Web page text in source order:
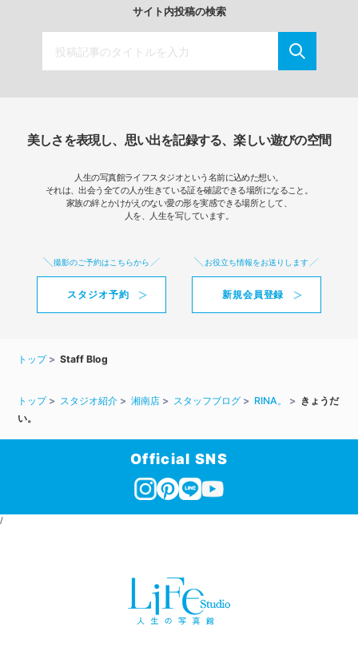
サイト内投稿の検索
美しさを表現し、思い出を記録する、楽しい遊びの空間
人生の写真館ライフスタジオという名前に込めた想い。
それは、出会う全ての人が生きている証を確認できる場所になること。
家族の絆とかけがえのない愛の形を実感できる場所として、
人を、人生を写しています。
撮影のご予約はこちらから
スタジオ予約
お役立ち情報をお送りします
新規会員登録
トップ Staff Blog
トップ スタジオ紹介 湘南店 スタッフブログ RINA。
きょうだ
い。
Official SNS
/